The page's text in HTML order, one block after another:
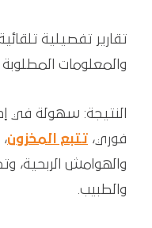
والمعلومات المطلوبة
النتيجة: سهولة في
فوري، تتبع المخزون
والهوامش الربحية،
والطبيب.